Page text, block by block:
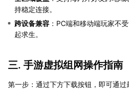
持稳定连接。
跨设备兼容 ：PC端和移动端玩家不
起求生。
三. 手游虚拟组网操作指南
第一步：通过下方下载按钮，即可通过